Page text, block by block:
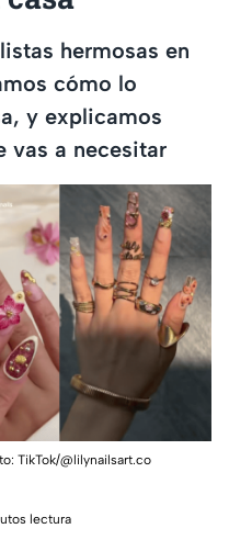
hermosas en
cómo lo
y explicamos
vas a necesitar
TikTok/@lilynailsart.co
lectura